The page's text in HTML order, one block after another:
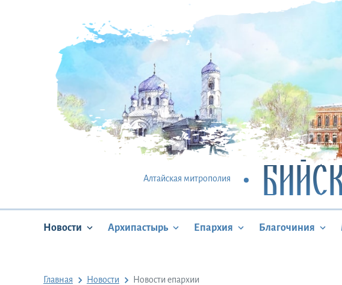
Алтайская митрополия
Новости Архипастырь Епархия Благочиния
Главная Новости Новости епархии